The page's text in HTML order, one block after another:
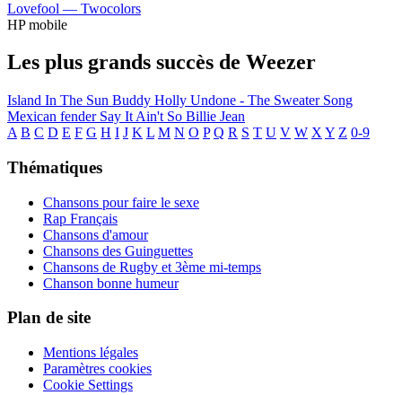
Lovefool — Twocolors
HP mobile
Les plus grands succès de Weezer
Island In The Sun Buddy Holly Undone - The Sweater Song
Mexican fender Say It Ain't So Billie Jean
A B C D E F G H I J K L M N O P Q R S T U V W X Y Z 0-9
Thématiques
Chansons pour faire le sexe
Rap Français
Chansons d'amour
Chansons des Guinguettes
Chansons de Rugby et 3ème mi-temps
Chanson bonne humeur
Plan de site
Mentions légales
Paramètres cookies
Cookie Settings